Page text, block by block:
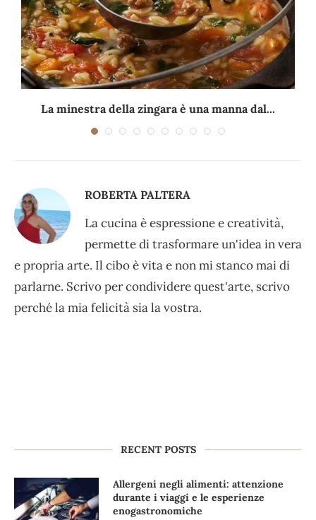
La minestra della zingara è una manna dal...
ROBERTA PALTERA
La cucina è espressione e creatività,
permette di trasformare un'idea in vera
e propria arte. Il cibo è vita e non mi stanco mai di
parlarne. Scrivo per condividere quest'arte, scrivo
perché la mia felicità sia la vostra.
RECENT POSTS
Allergeni negli alimenti: attenzione
durante i viaggi e le esperienze
enogastronomiche